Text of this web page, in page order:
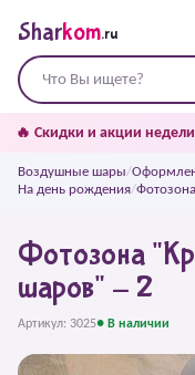
Sharkom.ru
🔥 Скидки и акции недели
Воздушные шары/
На день рождения/
Фотозона
шаров" - 2
Артикул: 3025● В наличии